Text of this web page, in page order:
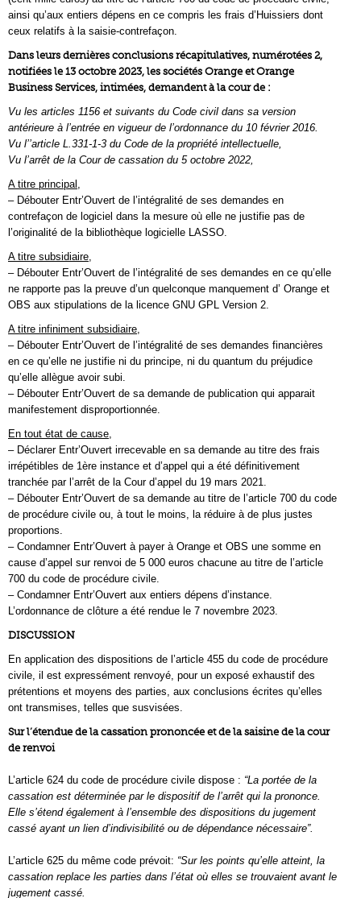
ainsi qu’aux entiers dépens en ce compris les frais d’Huissiers dont
ceux relatifs à la saisie-contrefaçon.
Dans leurs dernières conclusions récapitulatives, numérotées 2,
notifiées le 13 octobre 2023, les sociétés Orange et Orange
Business Services, intimées, demandent à la cour de :
Vu les articles 1156 et suivants du Code civil dans sa version
antérieure à l’entrée en vigueur de l’ordonnance du 10 février 2016.
Vu l’’article L.331-1-3 du Code de la propriété intellectuelle,
Vu l’arrêt de la Cour de cassation du 5 octobre 2022,
A titre principal,
– Débouter Entr’Ouvert de l’intégralité de ses demandes en
contrefaçon de logiciel dans la mesure où elle ne justifie pas de
l’originalité de la bibliothèque logicielle LASSO.
A titre subsidiaire,
– Débouter Entr’Ouvert de l’intégralité de ses demandes en ce qu’elle
ne rapporte pas la preuve d’un quelconque manquement d’ Orange et
OBS aux stipulations de la licence GNU GPL Version 2.
A titre infiniment subsidiaire,
– Débouter Entr’Ouvert de l’intégralité de ses demandes financières
en ce qu’elle ne justifie ni du principe, ni du quantum du préjudice
qu’elle allègue avoir subi.
– Débouter Entr’Ouvert de sa demande de publication qui apparait
manifestement disproportionnée.
En tout état de cause,
– Déclarer Entr’Ouvert irrecevable en sa demande au titre des frais
irrépétibles de 1ère instance et d’appel qui a été définitivement
tranchée par l’arrêt de la Cour d’appel du 19 mars 2021.
– Débouter Entr’Ouvert de sa demande au titre de l’article 700 du code
de procédure civile ou, à tout le moins, la réduire à de plus justes
proportions.
– Condamner Entr’Ouvert à payer à Orange et OBS une somme en
cause d’appel sur renvoi de 5 000 euros chacune au titre de l’article
700 du code de procédure civile.
– Condamner Entr’Ouvert aux entiers dépens d’instance.
L’ordonnance de clôture a été rendue le 7 novembre 2023.
DISCUSSION
En application des dispositions de l’article 455 du code de procédure
civile, il est expressément renvoyé, pour un exposé exhaustif des
prétentions et moyens des parties, aux conclusions écrites qu’elles
ont transmises, telles que susvisées.
Sur l’étendue de la cassation prononcée et de la saisine de la cour
de renvoi
L’article 624 du code de procédure civile dispose : “La portée de la
cassation est déterminée par le dispositif de l’arrêt qui la prononce.
Elle s’étend également à l’ensemble des dispositions du jugement
cassé ayant un lien d’indivisibilité ou de dépendance nécessaire”.
L’article 625 du même code prévoit: “Sur les points qu’elle atteint, la
cassation replace les parties dans l’état où elles se trouvaient avant le
jugement cassé.